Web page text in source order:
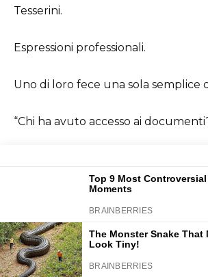
Tesserini.
Espressioni professionali.
Uno di loro fece una sola semplice
“Chi ha avuto accesso ai
La festa scomparve.
I sorrisi scomparvero.
La sicurezza scomparve.